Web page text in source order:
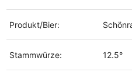
Produkt/Bier:
Stammwürze: 12.5°